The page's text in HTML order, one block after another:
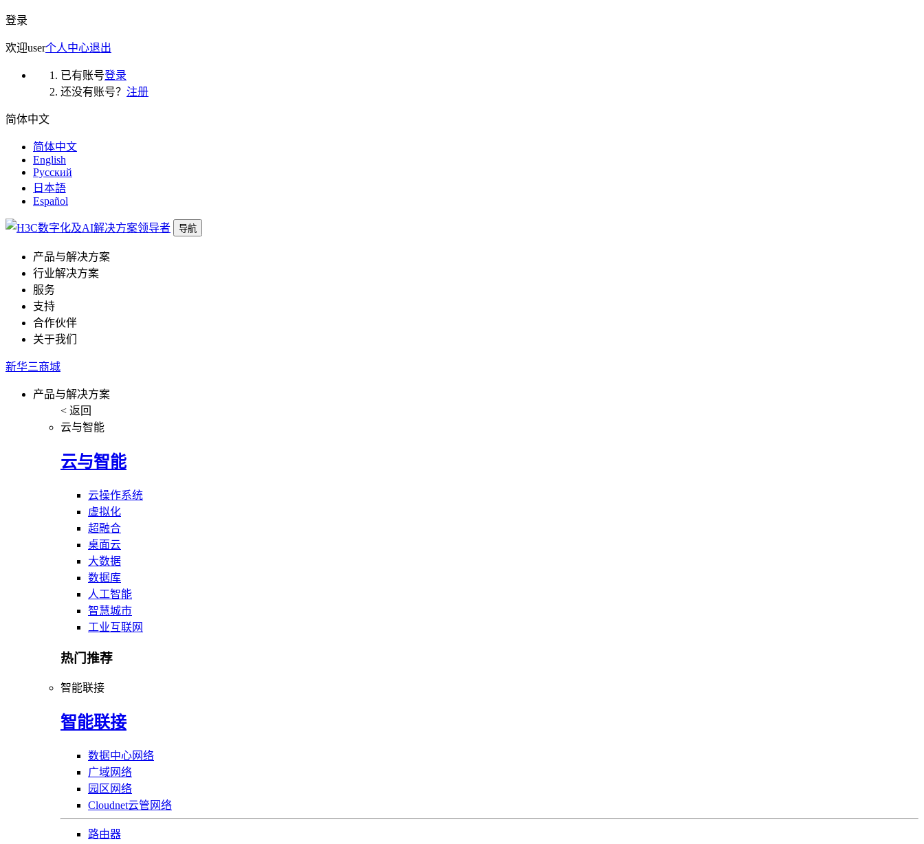
登录
欢迎user个人中心退出
已有账号登录
还没有账号？ 注册
简体中文
简体中文
English
Русский
日本語
Español
导航
产品与解决方案
行业解决方案
服务
支持
合作伙伴
关于我们
新华三商城
产品与解决方案
< 返回
云与智能
云与智能
云操作系统
虚拟化
超融合
桌面云
大数据
数据库
人工智能
智慧城市
工业互联网
热门推荐
智能联接
智能联接
数据中心网络
广域网络
园区网络
Cloudnet云管网络
路由器